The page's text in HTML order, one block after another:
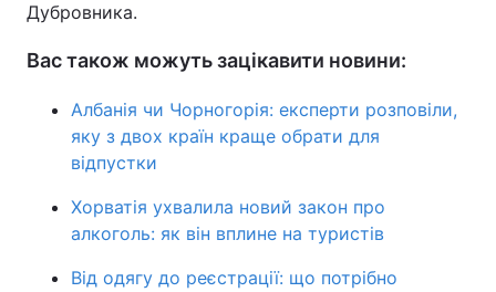
Дубровника.
Вас також можуть зацікавити новини:
Албанія чи Чорногорія: експерти розповіли,
яку з двох країн краще обрати для
відпустки
Хорватія ухвалила новий закон про
алкоголь: як він вплине на туристів
Від одягу до реєстрації: що потрібно